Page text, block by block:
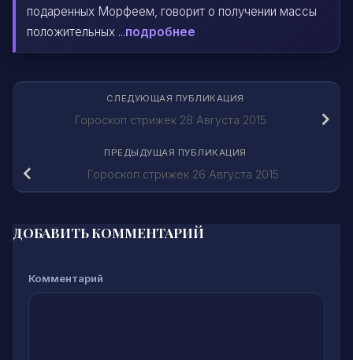
подаренных Морфеем, говорит о получении массы
положительных ...подробнее
СЛЕДУЮЩАЯ ПУБЛИКАЦИЯ
Гороскоп стрижек 28 Августа 2015
ПРЕДЫДУЩАЯ ПУБЛИКАЦИЯ
Гороскоп стрижек 26 Августа 2015
ДОБАВИТЬ КОММЕНТАРИЙ
Комментарий